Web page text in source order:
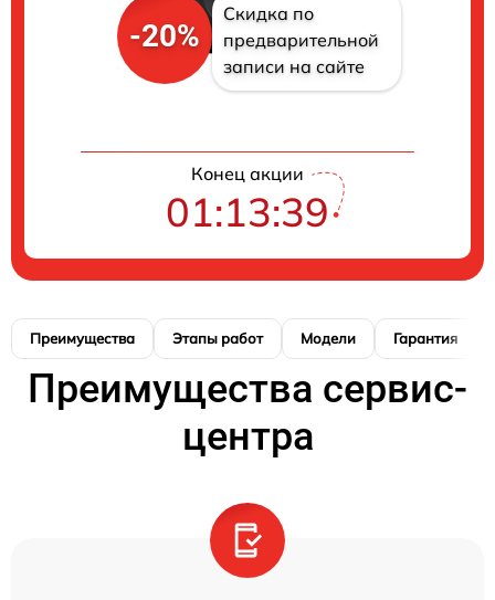
-20%
Скидка по
предварительной
записи на сайте
Конец акции
01:13:38
Преимущества Этапы работ Модели Гарантия
Преимущества сервис-
центра